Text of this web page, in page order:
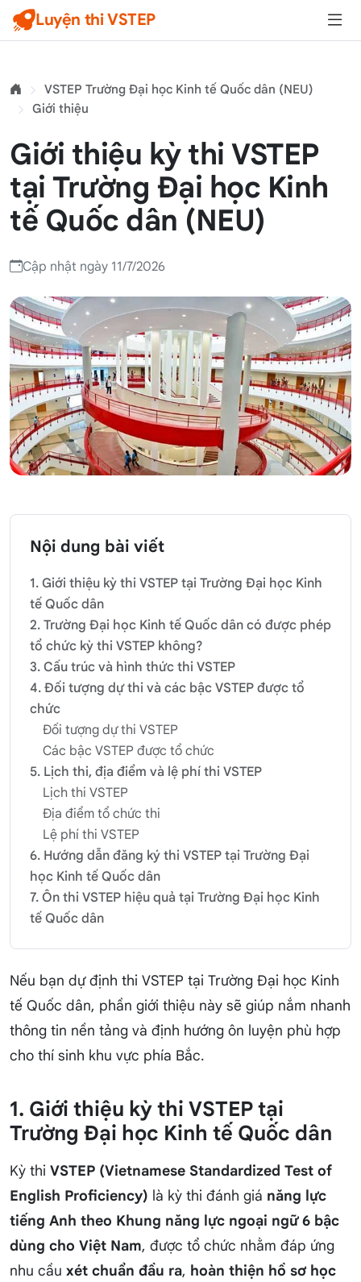
Luyện thi VSTEP
VSTEP Trường Đại học Kinh tế Quốc dân (NEU)
Giới thiệu
Giới thiệu kỳ thi VSTEP
tại Trường Đại học Kinh
tế Quốc dân (NEU)
Cập nhật ngày 11/7/2026
Nội dung bài viết
1. Giới thiệu kỳ thi VSTEP tại Trường Đại học Kinh
tế Quốc dân
2. Trường Đại học Kinh tế Quốc dân có được phép
tổ chức kỳ thi VSTEP không?
3. Cấu trúc và hình thức thi VSTEP
4. Đối tượng dự thi và các bậc VSTEP được tổ
chức
Đối tượng dự thi VSTEP
Các bậc VSTEP được tổ chức
5. Lịch thi, địa điểm và lệ phí thi VSTEP
Lịch thi VSTEP
Địa điểm tổ chức thi
Lệ phí thi VSTEP
6. Hướng dẫn đăng ký thi VSTEP tại Trường Đại
học Kinh tế Quốc dân
7. Ôn thi VSTEP hiệu quả tại Trường Đại học Kinh
tế Quốc dân
Nếu bạn dự định thi VSTEP tại Trường Đại học Kinh
tế Quốc dân, phần giới thiệu này sẽ giúp nắm nhanh
thông tin nền tảng và định hướng ôn luyện phù hợp
cho thí sinh khu vực phía Bắc.
1. Giới thiệu kỳ thi VSTEP tại
Trường Đại học Kinh tế Quốc dân
Kỳ thi VSTEP (Vietnamese Standardized Test of
English Proficiency) là kỳ thi đánh giá năng lực
tiếng Anh theo Khung năng lực ngoại ngữ 6 bậc
dùng cho Việt Nam, được tổ chức nhằm đáp ứng
nhu cầu xét chuẩn đầu ra, hoàn thiện hồ sơ học